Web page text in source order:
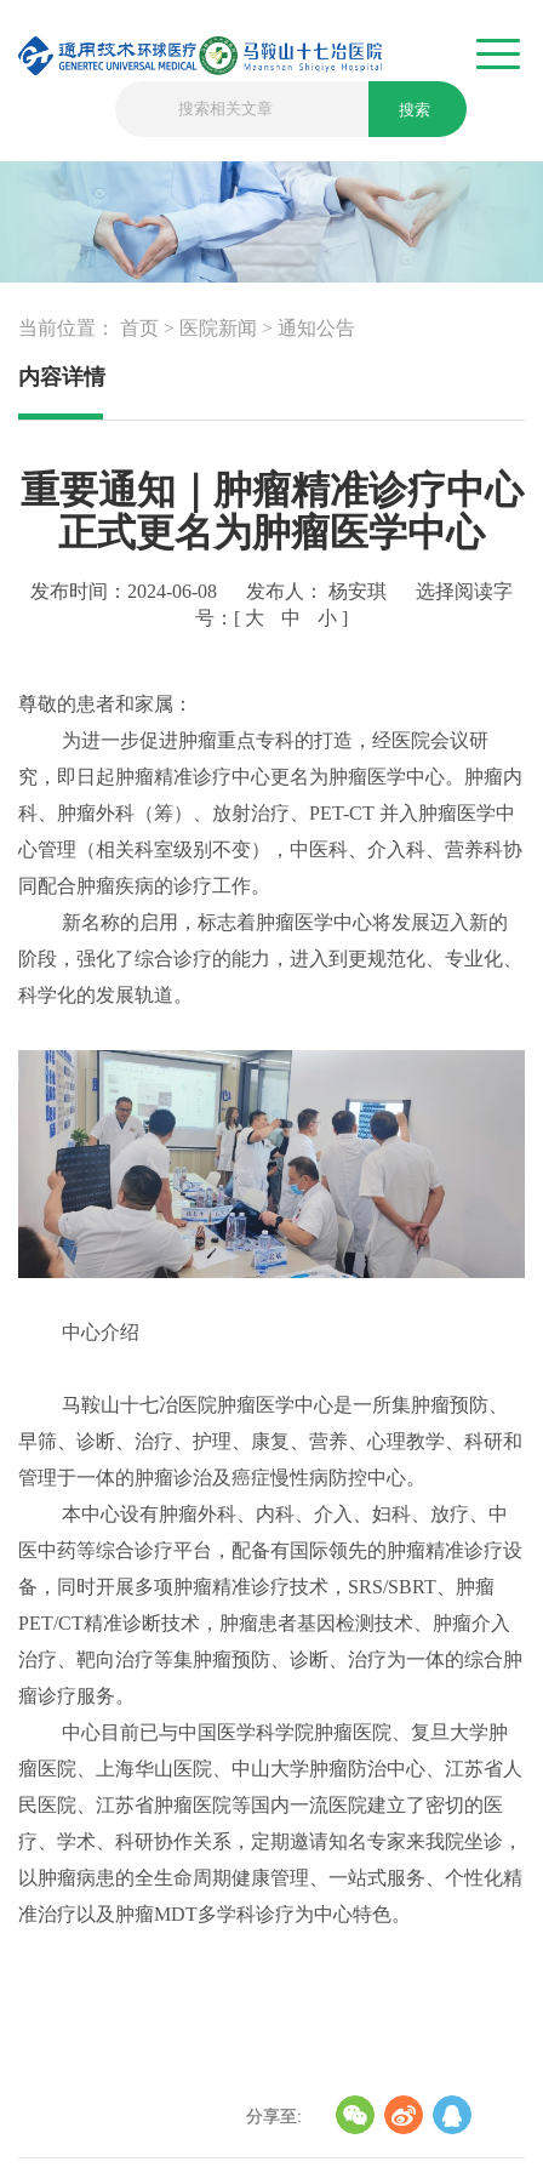
搜索
当前位置： 首页 > 医院新闻 > 通知公告
内容详情
重要通知｜肿瘤精准诊疗中心
正式更名为肿瘤医学中心
发布时间：2024-06-08 发布人： 杨安琪
选择阅读字
号：[ 大 中 小 ]
尊敬的患者和家属：
为进一步促进肿瘤重点专科的打造，经医院会议研
究，即日起肿瘤精准诊疗中心更名为肿瘤医学中心。肿瘤内
科、肿瘤外科（筹）、放射治疗、 PET-CT 并入肿瘤医学中
心管理（相关科室级别不变），中医科、介入科、营养科协
同配合肿瘤疾病的诊疗工作。
新名称的启用，标志着肿瘤医学中心将发展迈入新的
阶段，强化了综合诊疗的能力，进入到更规范化、专业化、
科学化的发展轨道。
中心介绍
马鞍山十七冶医院肿瘤医学中心是一所集肿瘤预防、
早筛、诊断、治疗、护理、康复、营养、心理教学、科研和
管理于一体的肿瘤诊治及癌症慢性病防控中心。
本中心设有肿瘤外科、内科、介入、妇科、放疗、中
医中药等综合诊疗平台，配备有国际领先的肿瘤精准诊疗设
备，同时开展多项肿瘤精准诊疗技术， SRS/SBRT 、肿瘤
PET/CT精准诊断技术，肿瘤患者基因检测技术、肿瘤介入
治疗、靶向治疗等集肿瘤预防、诊断、治疗为一体的综合肿
瘤诊疗服务。
中心目前已与中国医学科学院肿瘤医院、复旦大学肿
瘤医院、上海华山医院、中山大学肿瘤防治中心、江苏省人
民医院、江苏省肿瘤医院等国内一流医院建立了密切的医
疗、学术、科研协作关系，定期邀请知名专家来我院坐诊，
以肿瘤病患的全生命周期健康管理、一站式服务、个性化精
准治疗以及肿瘤MDT多学科诊疗为中心特色。
分享至: